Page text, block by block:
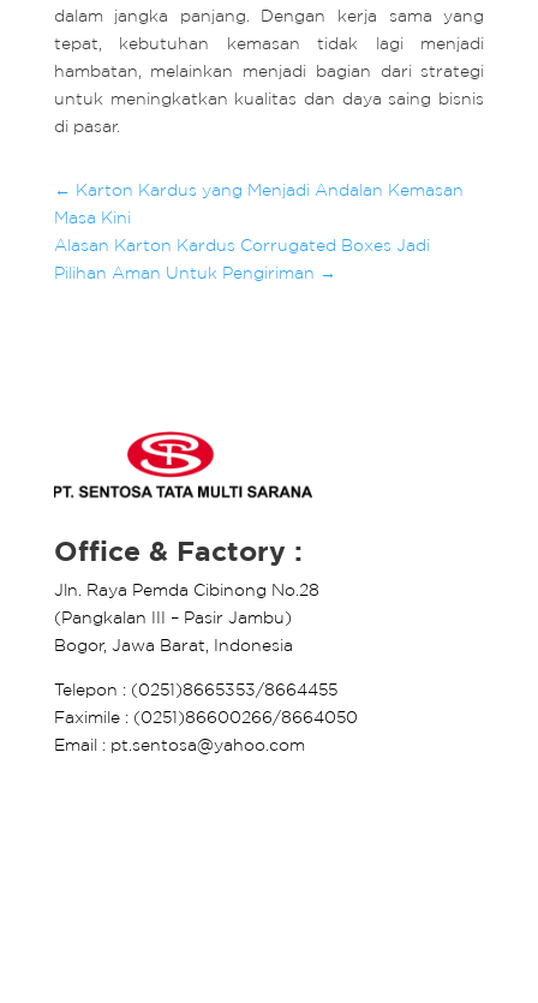
dalam jangka panjang. Dengan kerja sama yang
tepat, kebutuhan kemasan tidak lagi menjadi
hambatan, melainkan menjadi bagian dari strategi
untuk meningkatkan kualitas dan daya saing bisnis
di pasar.
← Karton Kardus yang Menjadi Andalan Kemasan
Masa Kini
Alasan Karton Kardus Corrugated Boxes Jadi
Pilihan Aman Untuk Pengiriman →
Office & Factory :
Jln. Raya Pemda Cibinong No.28
(Pangkalan III – Pasir Jambu)
Bogor, Jawa Barat, Indonesia
Telepon : (0251)8665353/8664455
Faximile : (0251)86600266/8664050
Email : pt.sentosa@yahoo.com